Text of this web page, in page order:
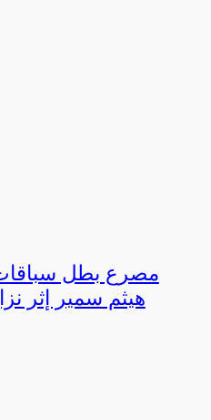
مصرع بطل
هيثم سمير إثر